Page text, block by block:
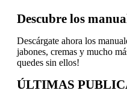
Descubre los
Descárgate ahora los
jabones, cremas y mucho
quedes sin ellos!
ÚLTIMAS